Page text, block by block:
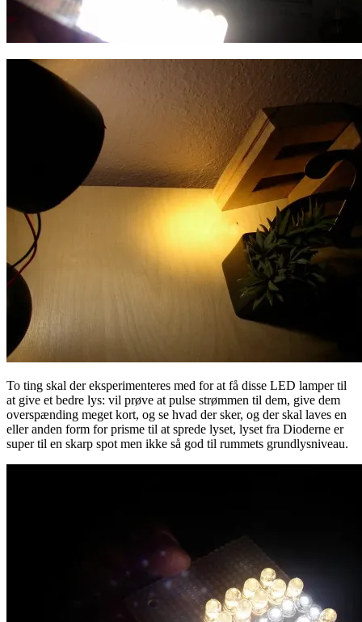
To ting skal der eksperimenteres med for at få disse LED lamper til
at give et bedre lys: vil prøve at pulse strømmen til dem, give dem
overspænding meget kort, og se hvad der sker, og der skal laves en
eller anden form for prisme til at sprede lyset, lyset fra Dioderne er
super til en skarp spot men ikke så god til rummets grundlysniveau.